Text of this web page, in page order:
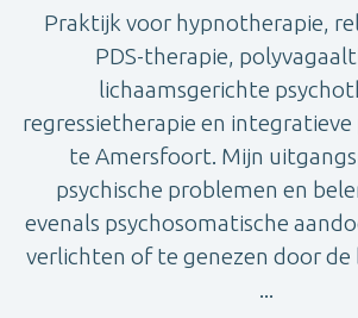
Praktijk voor hypnotherapie,
PDS-therapie,
lichaamsgerichte
regressietherapie en
te Amersfoort. Mijn
psychische problemen en
evenals psychosomatische
verlichten of te genezen door de
...